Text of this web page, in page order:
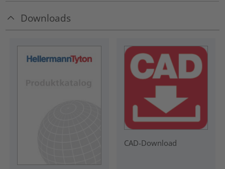
Downloads
CAD-Download